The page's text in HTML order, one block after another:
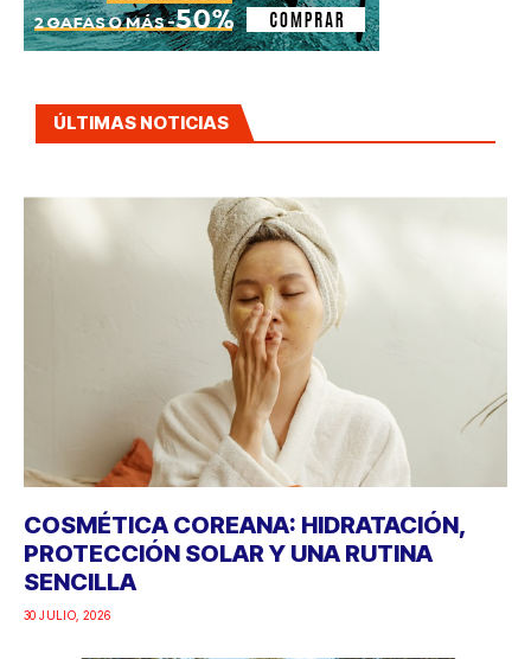
ÚLTIMAS NOTICIAS
COSMÉTICA COREANA: HIDRATACIÓN,
PROTECCIÓN SOLAR Y UNA RUTINA
SENCILLA
30 JULIO, 2026